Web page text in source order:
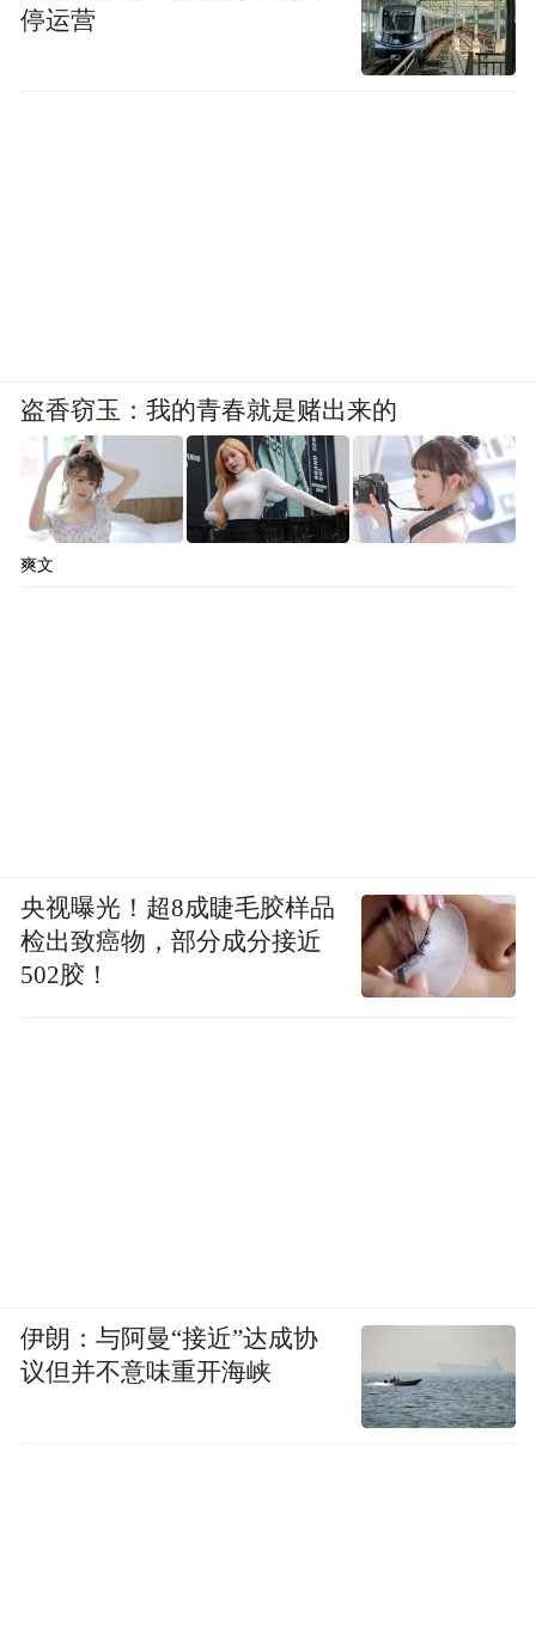
停运营
盗香窃玉：我的青春就是赌出来的
爽文
央视曝光！超8成睫毛胶样品
检出致癌物，部分成分接近
502胶！
伊朗：与阿曼“接近”达成协
议但并不意味重开海峡